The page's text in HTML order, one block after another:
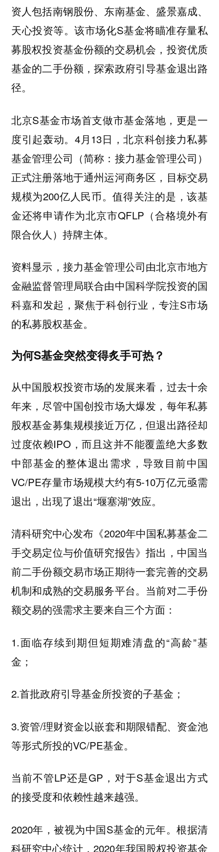
资人包括南钢股份、东南基金、盛景嘉成、
天心投资等。该市场化S基金将瞄准存量私
募股权投资基金份额的交易机会，投资优质
基金的二手份额，探索政府引导基金退出路
径。
北京S基金市场首支做市基金落地，更是一
度引起轰动。4月13日，北京科创接力私募
基金管理公司（简称：接力基金管理公司）
正式注册落地于通州运河商务区，目标交易
规模为200亿人民币。值得关注的是，该基
金还将申请作为北京市QFLP（合格境外有
限合伙人）持牌主体。
资料显示，接力基金管理公司由北京市地方
金融监督管理局联合由中国科学院投资的国
科嘉和发起，聚焦于科创行业，专注S市场
的私募股权基金。
为何S基金突然变得炙手可热？
从中国股权投资市场的发展来看，过去十余
年来，尽管中国创投市场大爆发，每年私募
股权基金募集规模接近万亿，但退出路径却
过度依赖IPO，而且这并不能覆盖绝大多数
中部基金的整体退出需求，导致目前中国
VC/PE存量市场规模大约有5-10万亿元亟需
退出，出现了退出“堰塞湖”效应。
清科研究中心发布《2020年中国私募基金二
手交易定位与价值研究报告》指出，中国当
前二手份额交易市场正期待一套完善的交易
机制和成熟的交易服务平台。当前对二手份
额交易的强需求主要来自三个方面：
1.面临存续到期但短期难清盘的“高龄”基
金；
2.首批政府引导基金所投资的子基金；
3.资管/理财资金以嵌套和期限错配、资金池
等形式所投的VC/PE基金。
当前不管LP还是GP，对于S基金退出方式
的接受度和依赖性越来越强。
2020年，被视为中国S基金的元年。根据清
科研究中心统计，2020年我国股权投资基金